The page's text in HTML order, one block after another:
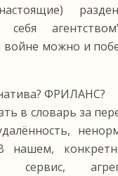
себя
можно и
ФРИЛАНС?
в словарь за
нашем,
сервис,